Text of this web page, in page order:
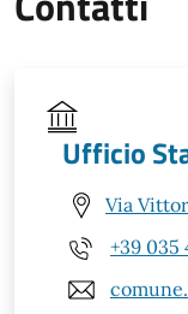
Ufficio
Via
+39 035